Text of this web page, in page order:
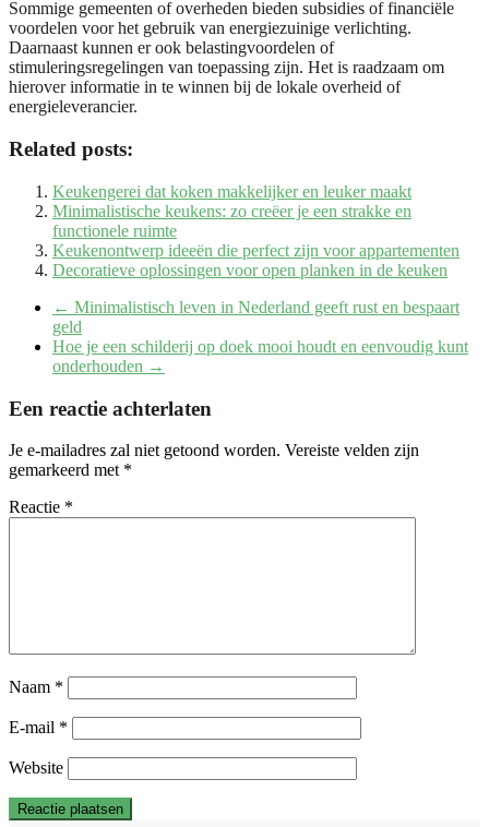
Sommige gemeenten of overheden bieden subsidies of financiële
voordelen voor het gebruik van energiezuinige verlichting.
Daarnaast kunnen er ook belastingvoordelen of
stimuleringsregelingen van toepassing zijn. Het is raadzaam om
hierover informatie in te winnen bij de lokale overheid of
energieleverancier.
Related posts:
Keukengerei dat koken makkelijker en leuker maakt
Minimalistische keukens: zo creëer je een strakke en
functionele ruimte
Keukenontwerp ideeën die perfect zijn voor appartementen
Decoratieve oplossingen voor open planken in de keuken
← Minimalistisch leven in Nederland geeft rust en bespaart
geld
Hoe je een schilderij op doek mooi houdt en eenvoudig kunt
onderhouden →
Een reactie achterlaten
Je e-mailadres zal niet getoond worden. Vereiste velden zijn
gemarkeerd met *
Reactie *
Naam *
E-mail *
Website